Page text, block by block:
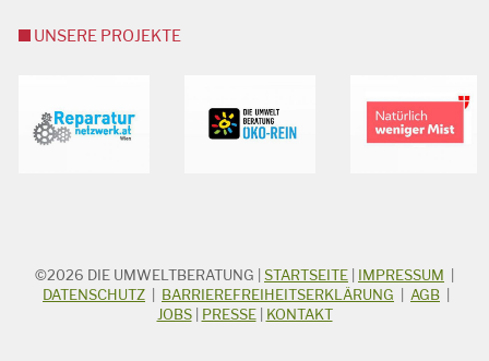
UNSERE PROJEKTE
STICHWORTSUCHE
Suchbegriff
©2026 DIE UMWELTBERATUNG STARTSEITE IMPRESSUM
DATENSCHUTZ
BARRIEREFREIHEITSERKLÄRUNG AGB
JOBS| PRESSE| KONTAKT